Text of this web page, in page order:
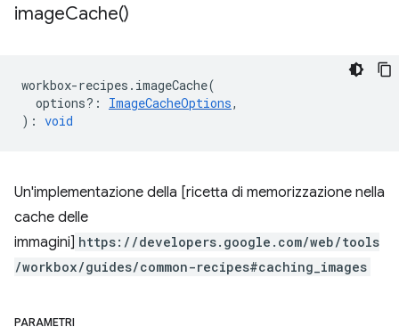
imageCache()
workbox-recipes . imageCache(
options? : ImageCacheOptions,
) : void
Un'implementazione della [ricetta di memorizzazione nella
cache delle
immagini] https://developers.google.com/web/tools
/workbox/guides/common-recipes#caching_images
PARAMETRI